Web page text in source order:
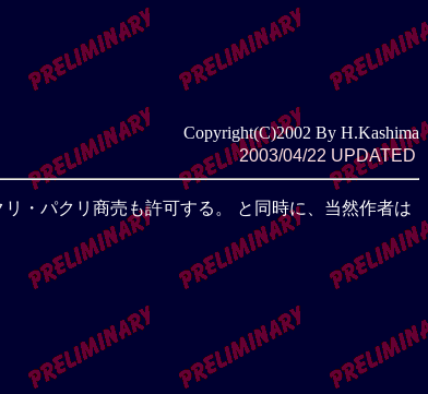
Copyright(C)2002 By H.Kashima
2003/04/22 UPDATED
・パクリ商売も許可する。 と同時に、当然作者は